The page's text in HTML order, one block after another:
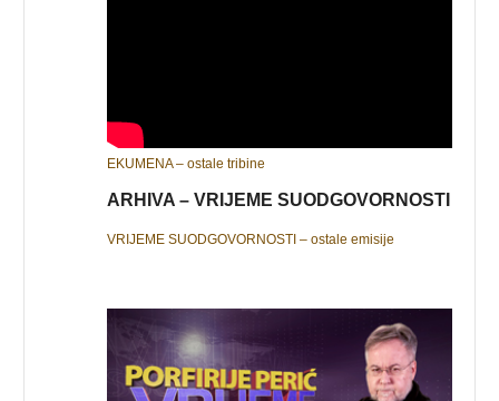
EKUMENA – ostale tribine
ARHIVA – VRIJEME SUODGOVORNOSTI
VRIJEME SUODGOVORNOSTI – ostale emisije